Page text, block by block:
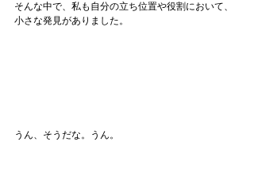
そんな中で、私も自分の立ち位置や役割において、
小さな発見がありました。
うん、そうだな。うん。